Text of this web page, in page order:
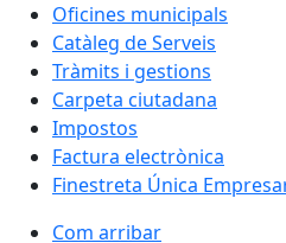
Oficines municipals
Catàleg de Serveis
Tràmits i gestions
Carpeta ciutadana
Impostos
Factura electrònica
Finestreta Única
Com arribar